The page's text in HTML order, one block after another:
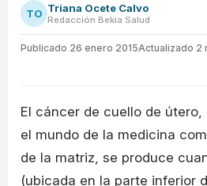
TO Triana Ocete Calvo
Redacción Bekia Salud
Publicado 26 enero 2015Actualizado 2
El cáncer de cuello de
el mundo de la medicina
de la matriz, se produce
(ubicada en la parte inferior